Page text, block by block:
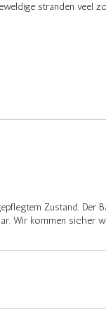
stranden veel
Zustand. Der
Wir kommen sicher